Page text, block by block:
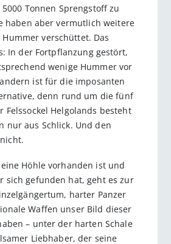
Tonnen Sprengstoff zu
haben aber vermutlich weitere
verschüttet. Das
In der Fortpflanzung gestört,
wenige Hummer vor
ist für die imposanten
denn rund um die fünf
Felssockel Helgolands besteht
nur aus Schlick. Und den
Höhle vorhanden ist und
sich gefunden hat, geht es zur
harter Panzer
Waffen unser Bild dieser
– unter der harten Schale
Liebhaber, der seine